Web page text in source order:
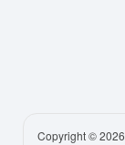
Copyright © 2026